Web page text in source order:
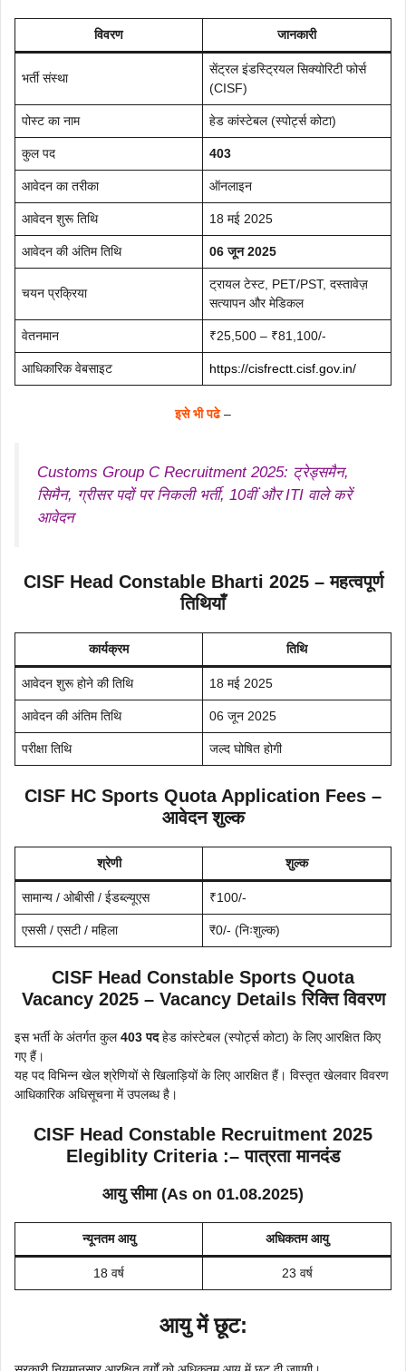
विवरण जानकारी
भर्ती संस्था
सेंट्रल इंडस्ट्रियल सिक्योरिटी फोर्स
(CISF)
पोस्ट का नाम हेड कांस्टेबल (स्पोर्ट्स कोटा)
कुल पद 403
आवेदन का तरीका ऑनलाइन
आवेदन शुरू तिथि 18 मई 2025
आवेदन की अंतिम तिथि 06 जून 2025
चयन प्रक्रिया
ट्रायल टेस्ट, PET/PST, दस्तावेज़
सत्यापन और मेडिकल
वेतनमान ₹25,500 – ₹81,100/-
आधिकारिक वेबसाइट https://cisfrectt.cisf.gov.in/
इसे भी पढे–
Customs Group C Recruitment 2025: ट्रेड्समैन,
सिमैन, ग्रीसर पदों पर निकली भर्ती, 10वीं और ITI वाले करें
आवेदन
CISF Head Constable Bharti 2025 – महत्वपूर्ण
तिथियाँ
कार्यक्रम तिथि
आवेदन शुरू होने की तिथि 18 मई 2025
आवेदन की अंतिम तिथि 06 जून 2025
परीक्षा तिथि जल्द घोषित होगी
CISF HC Sports Quota Application Fees –
आवेदन शुल्क
श्रेणी शुल्क
सामान्य / ओबीसी / ईडब्ल्यूएस ₹100/-
एससी / एसटी / महिला ₹0/- (निःशुल्क)
CISF Head Constable Sports Quota
Vacancy 2025 – Vacancy Details रिक्ति विवरण
इस भर्ती के अंतर्गत कुल403 पदहेड कांस्टेबल (स्पोर्ट्स कोटा) के लिए आरक्षित किए
गए हैं।
यह पद विभिन्न खेल श्रेणियों से खिलाड़ियों के लिए आरक्षित हैं। विस्तृत खेलवार विवरण
आधिकारिक अधिसूचना में उपलब्ध है।
CISF Head Constable Recruitment 2025
Elegiblity Criteria :– पात्रता मानदंड
आयु सीमा (As on 01.08.2025)
न्यूनतम आयु अधिकतम आयु
18 वर्ष 23 वर्ष
आयु में छूट: